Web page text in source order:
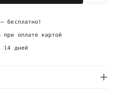
бесплатно!
при оплате картой
14 дней